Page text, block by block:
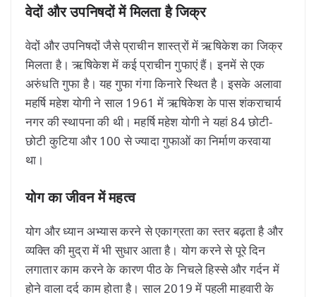
वेदों और उपनिषदों में मिलता है जिक्र
वेदों और उपनिषदों जैसे प्राचीन शास्त्रों में ऋषिकेश का जिक्र
मिलता है। ऋषिकेश में कई प्राचीन गुफाएं हैं। इनमें से एक
अरुंधति गुफा है। यह गुफा गंगा किनारे स्थित है। इसके अलावा
महर्षि महेश योगी ने साल 1961 में ऋषिकेश के पास शंकराचार्य
नगर की स्थापना की थी। महर्षि महेश योगी ने यहां 84 छोटी-
छोटी कुटिया और 100 से ज्यादा गुफाओं का निर्माण करवाया
था।
योग का जीवन में महत्व
योग और ध्यान अभ्यास करने से एकाग्रता का स्तर बढ़ता है और
व्यक्ति की मुद्रा में भी सुधार आता है। योग करने से पूरे दिन
लगातार काम करने के कारण पीठ के निचले हिस्से और गर्दन में
होने वाला दर्द काम होता है। साल 2019 में पहली माहवारी के